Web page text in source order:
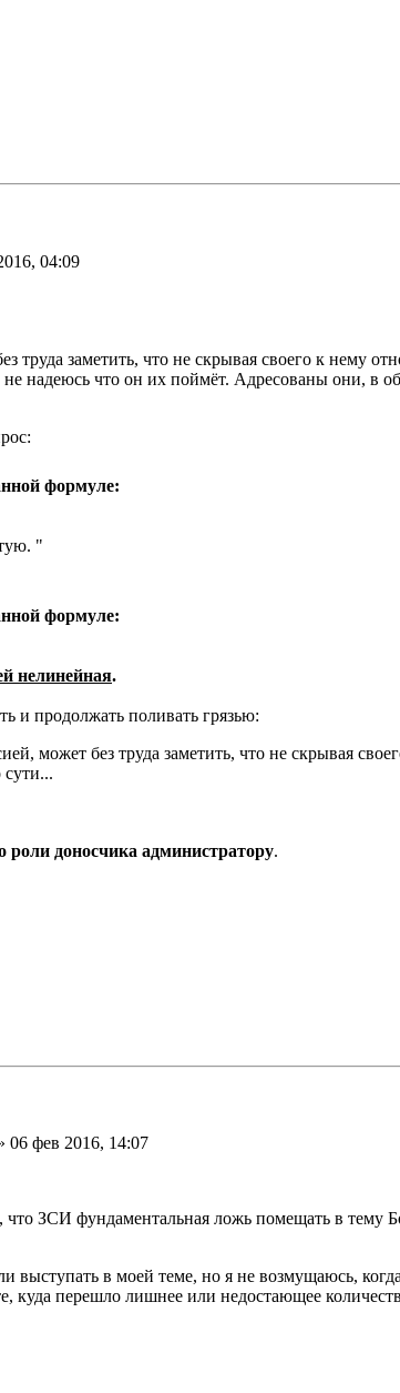
04:09
труда заметить, что не скрывая своего к нему
надеюсь что он их поймёт. Адресованы они, в
формуле:
"
формуле:
нелинейная.
и продолжать поливать грязью:
может без труда заметить, что не скрывая
роли доносчика администратору.
06 фев 2016, 14:07
ЗСИ фундаментальная ложь помещать в тему
в моей теме, но я не возмущаюсь,
перешло лишнее или недостающее